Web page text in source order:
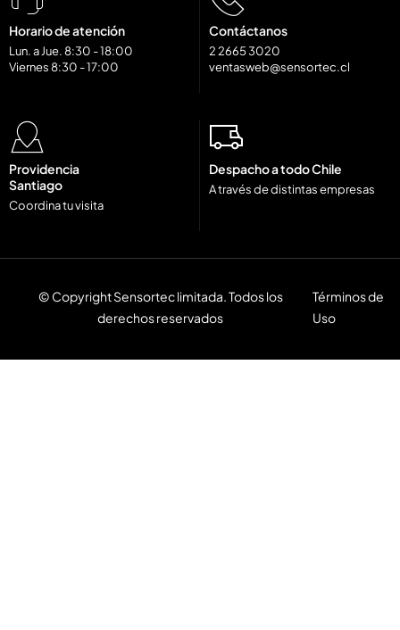
Horario de atención
Lun. a Jue. 8:30 - 18:00
Viernes 8:30 - 17:00
Contáctanos
2 2665 3020
ventasweb@sensortec.cl
Providencia
Santiago
Coordina tu visita
Despacho a todo Chile
A través de distintas empresas
© Copyright Sensortec limitada. Todos los
derechos reservados
Términos de
Uso